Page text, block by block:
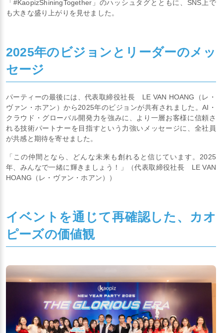
「#KaopizShiningTogether」のハッシュタグとともに、SNS上で
も大きな盛り上がりを見せました。
2025年のビジョンとリーダーのメッ
セージ
パーティーの最後には、代表取締役社長 LE VAN HOANG（レ・
ヴァン・ホアン）から2025年のビジョンが共有されました。AI・
クラウド・グローバル開発力を強みに、より一層お客様に信頼さ
れる技術パートナーを目指すという力強いメッセージに、全社員
が共感と期待を寄せました。
「この仲間となら、どんな未来も創れると信じています。2025
年、みんなで一緒に輝きましょう！」（代表取締役社長 LE VAN
HOANG（レ・ヴァン・ホアン））
イベントを通じて再確認した、カオ
ピーズの価値観